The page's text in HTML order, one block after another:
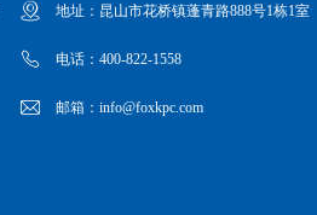
地址：昆山市花桥镇蓬青路888号1栋1室
电话：400-822-1558
邮箱：info@foxkpc.com